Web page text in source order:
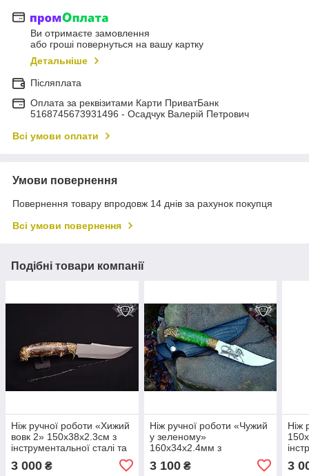
Ви отримаєте замовлення
або гроші повернуться на вашу картку
Детальніше
Післяплата
Оплата за реквізитами Карти ПриватБанк
5168745673931496 - Осадчук Валерій Петрович
Всі умови оплати
Умови повернення
Повернення товару впродовж 14 днів за рахунок покупця
Всі умови повернення
Подібні товари компанії
Ніж ручної роботи «Хижий
вовк 2» 150х38х2.3см з
інструментальної сталі та
3 000 ₴
Ніж ручної роботи «Чужий
у зеленому»
160х34х2.4мм з
інструментальної сталі та
руків'ям з капа клена
3 100₴
Ніж
3